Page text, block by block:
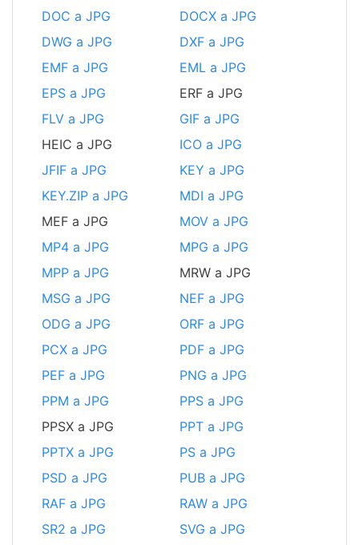
DOC a JPG
DOCX a JPG
DWG a JPG
DXF a JPG
EMF a JPG
EML a JPG
EPS a JPG
ERF a JPG
FLV a JPG
GIF a JPG
HEIC a JPG
ICO a JPG
JFIF a JPG
KEY a JPG
KEY.ZIP a JPG
MDI a JPG
MEF a JPG
MOV a JPG
MP4 a JPG
MPG a JPG
MPP a JPG
MRW a JPG
MSG a JPG
NEF a JPG
ODG a JPG
ORF a JPG
PCX a JPG
PDF a JPG
PEF a JPG
PNG a JPG
PPM a JPG
PPS a JPG
PPSX a JPG
PPT a JPG
PPTX a JPG
PS a JPG
PSD a JPG
PUB a JPG
RAF a JPG
RAW a JPG
SR2 a JPG
SVG a JPG